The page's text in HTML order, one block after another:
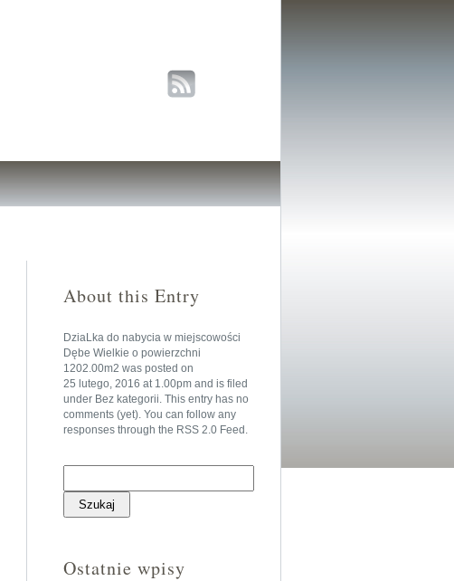
About this Entry
DziaLka do nabycia w miejscowości
Dębe Wielkie o powierzchni
1202.00m2 was posted on
25 lutego, 2016 at 1.00pm and is filed
under Bez kategorii. This entry has no
comments (yet). You can follow any
responses through the RSS 2.0 Feed .
Ostatnie wpisy